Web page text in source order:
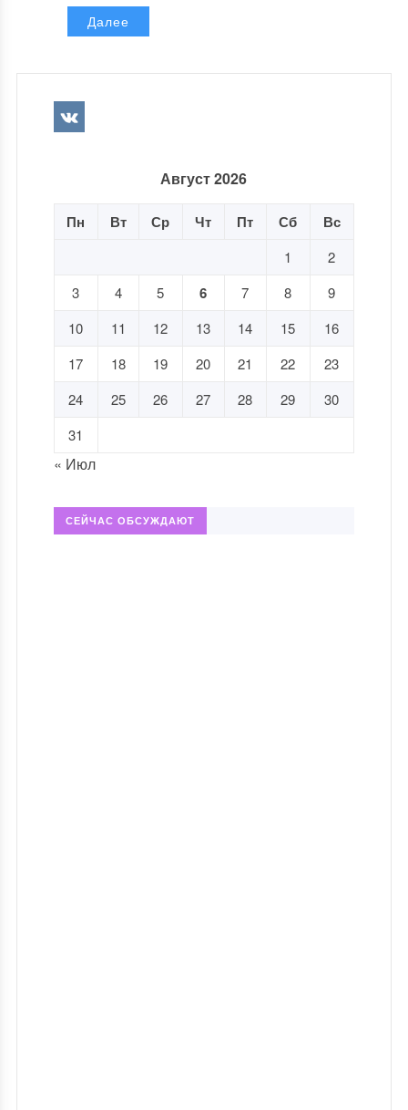
Далее
Август 2026
Пн Вт Ср Чт Пт Сб Вс
1
2
3
4 5 6 7 8
9
10
11 12 13 14 15
16
17
18 19 20 21 22
23
24
25 26 27 28 29
30
31
« Июл
СЕЙЧАС ОБСУЖДАЮТ